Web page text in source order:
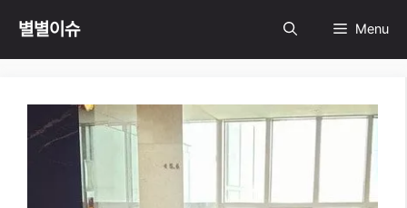
Skip
content
별별이슈 Menu